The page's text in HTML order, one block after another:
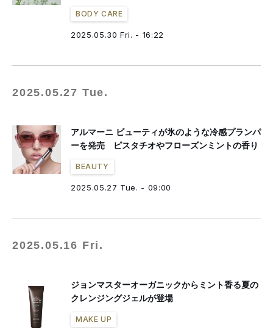
BODY CARE
2025.05.30 Fri. - 16:22
2025.05.27 Tue.
アルマーニ ビューティが氷のような冷感プランパ
ーを発売 ピスタチオやフローズンミントの香り
BEAUTY
2025.05.27 Tue. - 09:00
2025.05.16 Fri.
ジョンマスターオーガニックからミント香る夏の
クレンジングジェルが登場
MAKE UP